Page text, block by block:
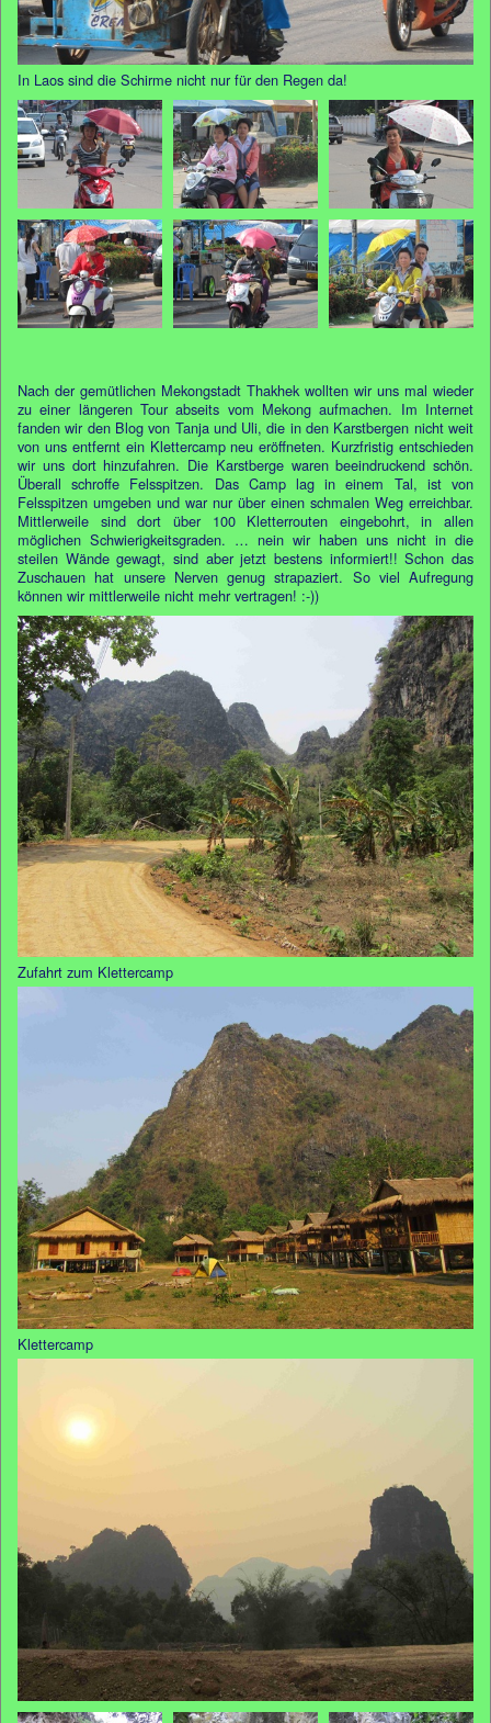
In Laos sind die Schirme nicht nur für den Regen da!
Nach der gemütlichen Mekongstadt Thakhek wollten wir uns mal wieder
zu einer längeren Tour abseits vom Mekong aufmachen. Im Internet
fanden wir den Blog von Tanja und Uli, die in den Karstbergen nicht weit
von uns entfernt ein Klettercamp neu eröffneten. Kurzfristig entschieden
wir uns dort hinzufahren. Die Karstberge waren beeindruckend schön.
Überall schroffe Felsspitzen. Das Camp lag in einem Tal, ist von
Felsspitzen umgeben und war nur über einen schmalen Weg erreichbar.
Mittlerweile sind dort über 100 Kletterrouten eingebohrt, in allen
möglichen Schwierigkeitsgraden. … nein wir haben uns nicht in die
steilen Wände gewagt, sind aber jetzt bestens informiert!! Schon das
Zuschauen hat unsere Nerven genug strapaziert. So viel Aufregung
können wir mittlerweile nicht mehr vertragen! :-))
Zufahrt zum Klettercamp
Klettercamp